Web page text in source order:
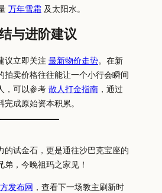
万年雪霜 及太阳水。
与进阶建议
议立即关注 最新物价走势。在新
拍卖价格往往能让一个小行会瞬间
，可以参考 散人打金指南 ，通过
成原始资本积累。
的试金石，更是通往沙巴克宝座的
，今晚祖玛之家见！
发布网 ，查看下一场教主刷新时